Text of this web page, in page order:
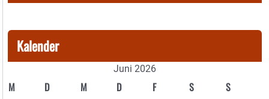
Kalender
Juni 2026
M D M D F S S